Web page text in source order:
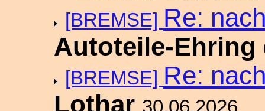
[BREMSE] Re:
Autoteile-Ehring
[BREMSE] Re:
Lothar 30.06.2026